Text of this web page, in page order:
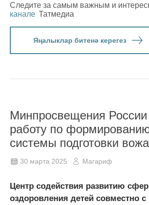
Следите за самым важным и
канале Татмедиа
Яңалыклар битенә керегез
Минпросвещения России
работу по
системы подготовки
30 марта 2025 Магариф
Центр содействия развитию
оздоровления детей совместно